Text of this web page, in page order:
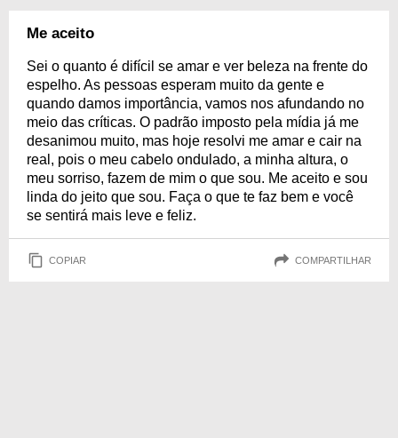
amor que existe dentro delas, por elas mesmas. Inspire-se com essas
Me aceito
Sei o quanto é difícil se amar e ver beleza na frente do
espelho. As pessoas esperam muito da gente e
quando damos importância, vamos nos afundando no
meio das críticas. O padrão imposto pela mídia já me
desanimou muito, mas hoje resolvi me amar e cair na
real, pois o meu cabelo ondulado, a minha altura, o
meu sorriso, fazem de mim o que sou. Me aceito e sou
linda do jeito que sou. Faça o que te faz bem e você
se sentirá mais leve e feliz.
COPIAR COMPARTILHAR